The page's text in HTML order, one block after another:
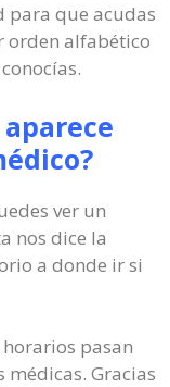
para que acudas
orden alfabético
ver un
nos dice la
a donde ir si
pasan
Gracias